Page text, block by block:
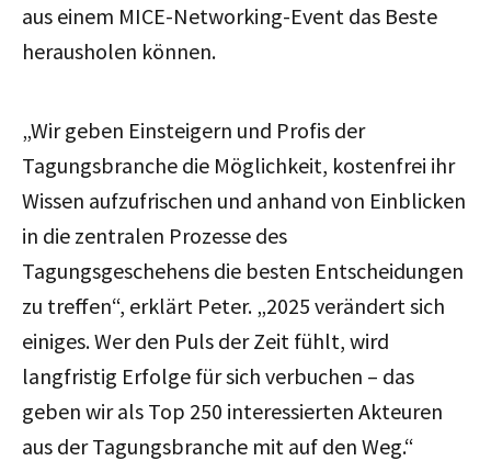
aus einem MICE-Networking-Event das Beste
herausholen können.
„Wir geben Einsteigern und Profis der
Tagungsbranche die Möglichkeit, kostenfrei ihr
Wissen aufzufrischen und anhand von Einblicken
in die zentralen Prozesse des
Tagungsgeschehens die besten Entscheidungen
zu treffen“, erklärt Peter. „2025 verändert sich
einiges. Wer den Puls der Zeit fühlt, wird
langfristig Erfolge für sich verbuchen – das
geben wir als Top 250 interessierten Akteuren
aus der Tagungsbranche mit auf den Weg.“